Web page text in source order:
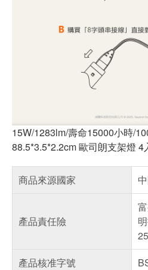
15W/1283lm/壽命15000小時/
88.5*3.5*2.2cm 歐司朗支架燈 4
商品來源國家
產品責任險
產品核准字號